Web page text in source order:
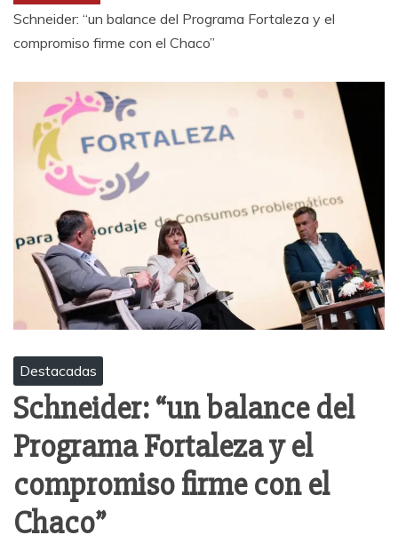
Schneider: “un balance del Programa Fortaleza y el
compromiso firme con el Chaco”
Destacadas
Schneider: “un balance del
Programa Fortaleza y el
compromiso firme con el
Chaco”